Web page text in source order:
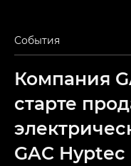
События
Компания
старте
GAC Hyptec